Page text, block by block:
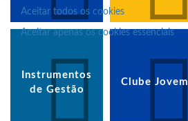
Instrumentos
de Gestão
Clube Jovem
Aceitar todos os cookies
Aceitar apenas os cookies essenciais